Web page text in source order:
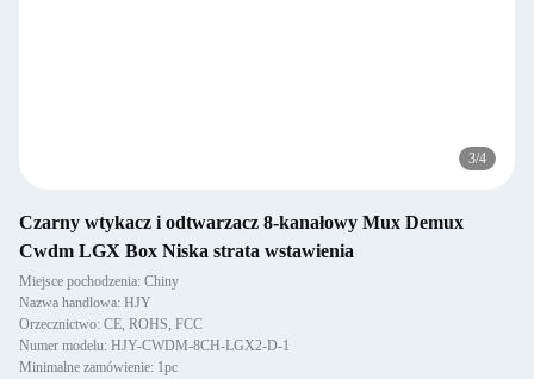
3/4
Czarny wtykacz i odtwarzacz 8-kanałowy Mux Demux
Cwdm LGX Box Niska strata wstawienia
Miejsce pochodzenia: Chiny
Nazwa handlowa: HJY
Orzecznictwo: CE, ROHS, FCC
Numer modelu: HJY-CWDM-8CH-LGX2-D-1
Minimalne zamówienie: 1pc